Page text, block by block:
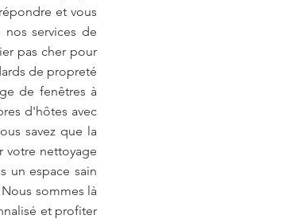
et vous
services de
pas cher pour
de propreté
de fenêtres à
d'hôtes avec
savez que la
votre nettoyage
un espace sain
sommes là
et profiter